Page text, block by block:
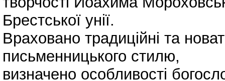
Брестської унії.
Враховано традиційні та
письменницького стилю,
визначено особливості